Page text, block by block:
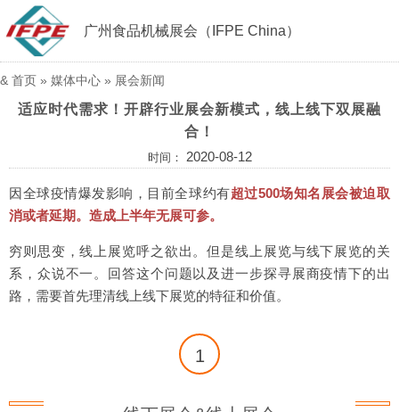
广州食品机械展会（IFPE China）
& 首页 » 媒体中心 » 展会新闻
适应时代需求！开辟行业展会新模式，线上线下双展融
合！
时间： 2020-08-12
因全球疫情爆发影响，目前全球约有超过500场知名展会被迫取
消或者延期。造成上半年无展可参。
穷则思变，线上展览呼之欲出。但是线上展览与线下展览的关
系，众说不一。回答这个问题以及进一步探寻展商疫情下的出
路，需要首先理清线上线下展览的特征和价值。
1